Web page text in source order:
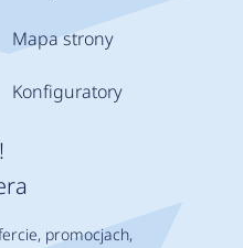
Mapa strony
Konfiguratory
promocjach,